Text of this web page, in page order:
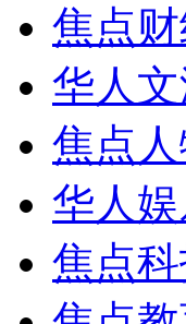
焦点
华人
焦点
华人
焦点